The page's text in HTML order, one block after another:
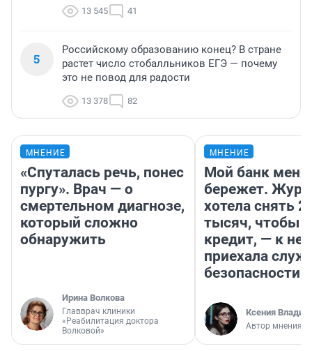
13 545 41
5
Российскому образованию конец? В стране
растет число стобалльников ЕГЭ — почему
это не повод для радости
13 378 82
МНЕНИЕ
«Спуталась речь, понес
пургу». Врач — о
смертельном диагнозе,
который сложно
обнаружить
Ирина Волкова
Главврач клиники
«Реабилитация доктора
Волковой»
МНЕНИЕ
Мой банк меня
бережет.
хотела снять
тысяч, чтобы
кредит, — к
приехала
безопасности
Ксения
Автор мнения